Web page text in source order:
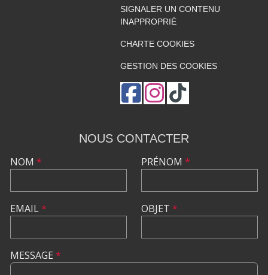
SIGNALER UN CONTENU
INAPPROPRIÉ
CHARTE COOKIES
GESTION DES COOKIES
NOUS CONTACTER
NOM *
EMAIL*
PRÉNOM *
OBJET *
MESSAGE *